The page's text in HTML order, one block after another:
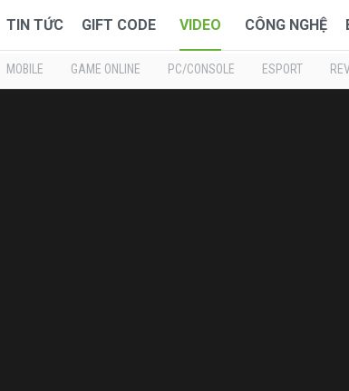
TIN TỨC GIFT CODE VIDEO CÔNG NGHỆ
MOBILE GAME ONLINE PC/CONSOLE ESPORT